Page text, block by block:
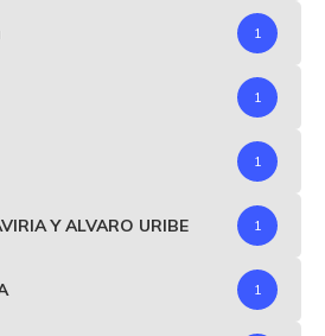
1
1
1
Y ALVARO URIBE 1
1